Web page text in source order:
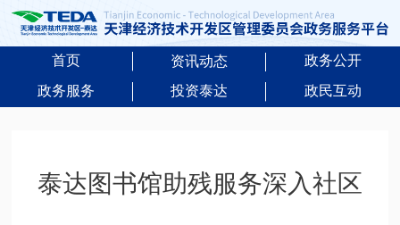
首页 资讯动态
政务公开
政务服务
投资泰达 政民互动
泰达图书馆助残服务深入社区